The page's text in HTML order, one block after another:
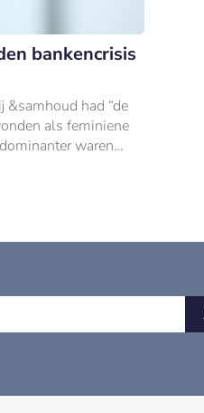
bankencrisis
&samhoud had “de
als feminiene
waren